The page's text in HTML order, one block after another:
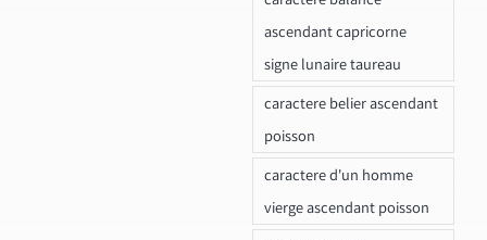
ascendant capricorne
signe lunaire taureau
caractere belier ascendant
poisson
caractere d'un homme
vierge ascendant poisson